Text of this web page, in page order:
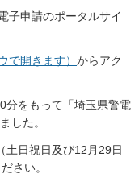
子申請のポータルサイ
で開きます） からアク
をもって「埼玉県警電
した。
日祝日及び12月29日
さい。